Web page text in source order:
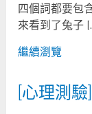
四個詞都要包
來看到了兔子
繼續瀏覽
[心理測